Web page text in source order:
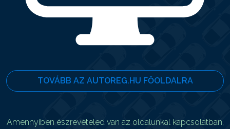
TOVÁBB AZ AUTOREG.HU FŐOLDALRA
Amennyiben észrevételed van az oldalunkal kapcsolatban,